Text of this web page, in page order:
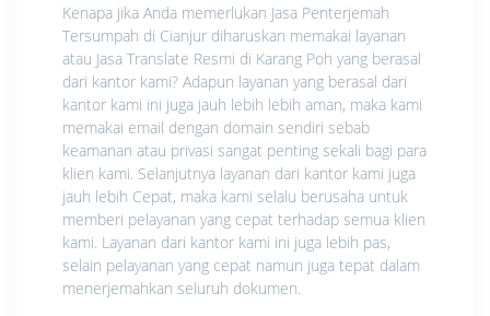
Kenapa jika Anda memerlukan Jasa Penterjemah
Tersumpah di Cianjur diharuskan memakai layanan
atau Jasa Translate Resmi di Karang Poh yang berasal
dari kantor kami? Adapun layanan yang berasal dari
kantor kami ini juga jauh lebih lebih aman, maka kami
memakai email dengan domain sendiri sebab
keamanan atau privasi sangat penting sekali bagi para
klien kami. Selanjutnya layanan dari kantor kami juga
jauh lebih Cepat, maka kami selalu berusaha untuk
memberi pelayanan yang cepat terhadap semua klien
kami. Layanan dari kantor kami ini juga lebih pas,
selain pelayanan yang cepat namun juga tepat dalam
menerjemahkan seluruh dokumen.